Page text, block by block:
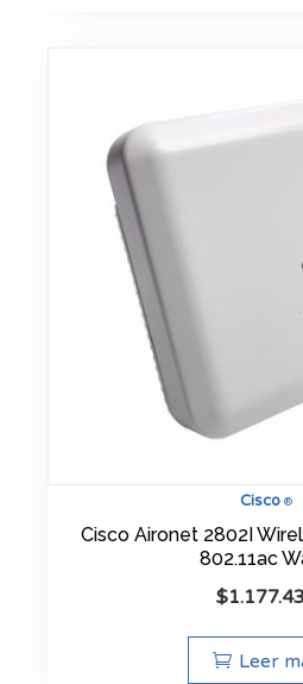
Cisco ®
Cisco Aironet 2802I
802.11ac
$
Leer